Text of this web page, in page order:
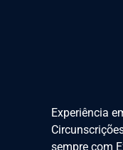
Experiência
sempre com